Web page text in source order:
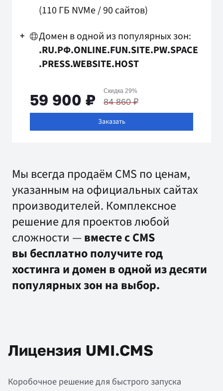
(110 ГБ NVMe/90 сайтов)
+
Домен в одной из популярных зон:
.RU.РФ.ONLINE.FUN.SITE.PW.SPACE
.PRESS.WEBSITE.HOST
Заказать
59 900 ₽ Скидка 29%
84 860 ₽
Мы всегда продаём CMS по ценам,
указанным на официальных сайтах
производителей. Комплексное
решение для проектов любой
сложности —вместе с CMS
вы бесплатно получите год
хостинга и домен в одной из десяти
популярных зон на выбор.
Лицензия UMI.CMS
Коробочное решение для быстрого запуска